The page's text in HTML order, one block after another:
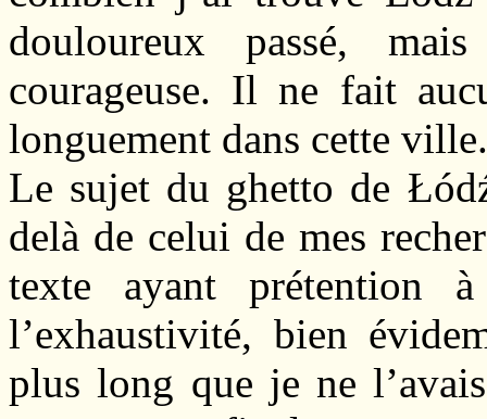
douloureux passé,
courageuse. Il ne fait
longuement dans cette ville.
Le sujet du ghetto de
delà de celui de mes
texte ayant prétention
l’exhaustivité, bien
plus long que je ne